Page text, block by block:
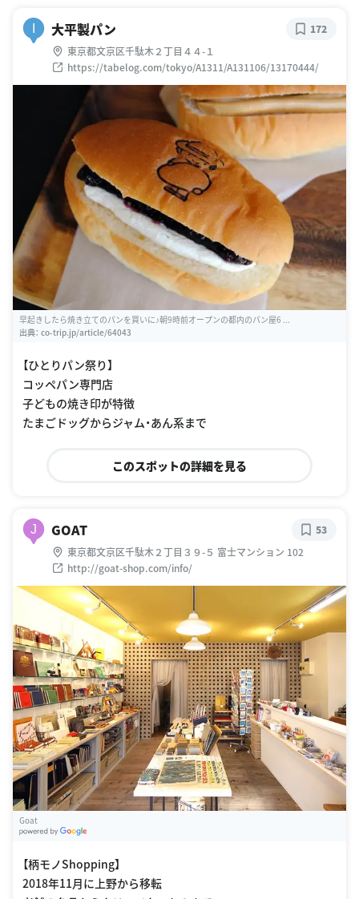
I 大平製パン
東京都文京区千駄木２丁目４４-１
https://tabelog.com/tokyo/A1311/A131106/13170444/
172
早起きしたら焼き立てのパンを買いに♪朝9時前オープンの都内のパン屋6 ...
出典： co-trip.jp/article/64043
【ひとりパン祭り】
コッペパン専門店
子どもの焼き印が特徴
たまごドッグからジャム・あん系まで
このスポットの詳細を見る
J GOAT
東京都文京区千駄木２丁目３９-５ 富士マンション 102
http://goat-shop.com/info/
53
Goat
【柄モノShopping】
2018年11月に上野から移転